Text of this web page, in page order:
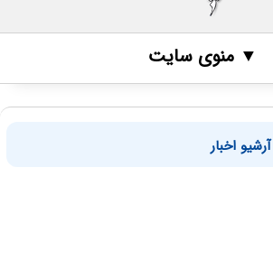
▼ منوی سایت
آرشیو اخبار